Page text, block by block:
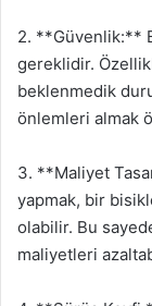
2. **Güvenlik:**
gereklidir.
beklenmedik
önlemleri almak
3. **Maliyet
yapmak, bir
olabilir. Bu
maliyetleri